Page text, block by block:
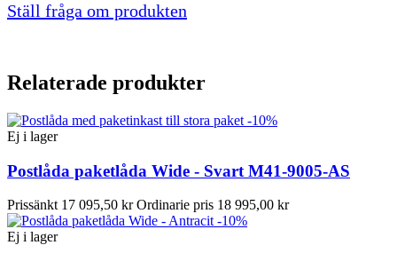
Ställ fråga om produkten
Relaterade produkter
-10%
Ej i lager
Postlåda paketlåda Wide - Svart M41-9005-AS
Prissänkt 17 095,50 kr Ordinarie pris 18 995,00 kr
-10%
Ej i lager